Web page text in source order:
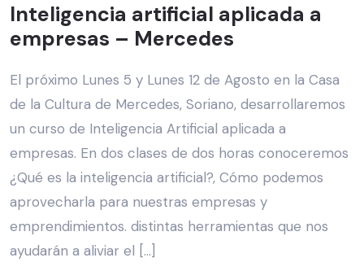
Inteligencia artificial aplicada a
empresas – Mercedes
El próximo Lunes 5 y Lunes 12 de Agosto en la Casa
de la Cultura de Mercedes, Soriano, desarrollaremos
un curso de Inteligencia Artificial aplicada a
empresas. En dos clases de dos horas conoceremos
¿Qué es la inteligencia artificial?, Cómo podemos
aprovecharla para nuestras empresas y
emprendimientos. distintas herramientas que nos
ayudarán a aliviar el […]